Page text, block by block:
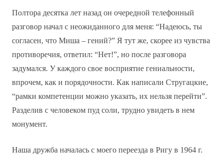
Полтора десятка лет назад он очередной телефонный
разговор начал с неожиданного для меня: “Надеюсь, ты
согласен, что Миша – гений?” Я тут же, скорее из чувства
противоречия, ответил: “Нет!”, но после разговора
задумался. У каждого свое восприятие гениальности,
впрочем, как и порядочности. Как написали Стругацкие,
“рамки компетенции можно указать, их нельзя перейти”.
Разделив с человеком пуд соли, трудно увидеть в нем
монумент.
Наша дружба началась с моего переезда в Ригу в 1964 г.